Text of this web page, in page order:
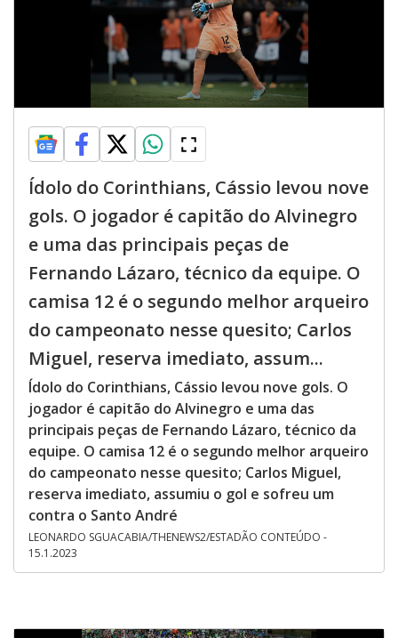
Ídolo do Corinthians, Cássio levou nove
gols. O jogador é capitão do Alvinegro
e uma das principais peças de
Fernando Lázaro, técnico da equipe. O
camisa 12 é o segundo melhor arqueiro
do campeonato nesse quesito; Carlos
Miguel, reserva imediato, assum...
Ídolo do Corinthians, Cássio levou nove gols. O
jogador é capitão do Alvinegro e uma das
principais peças de Fernando Lázaro, técnico da
equipe. O camisa 12 é o segundo melhor arqueiro
do campeonato nesse quesito; Carlos Miguel,
reserva imediato, assumiu o gol e sofreu um
contra o Santo André
LEONARDO SGUACABIA/THENEWS2/ESTADÃO CONTEÚDO -
15.1.2023